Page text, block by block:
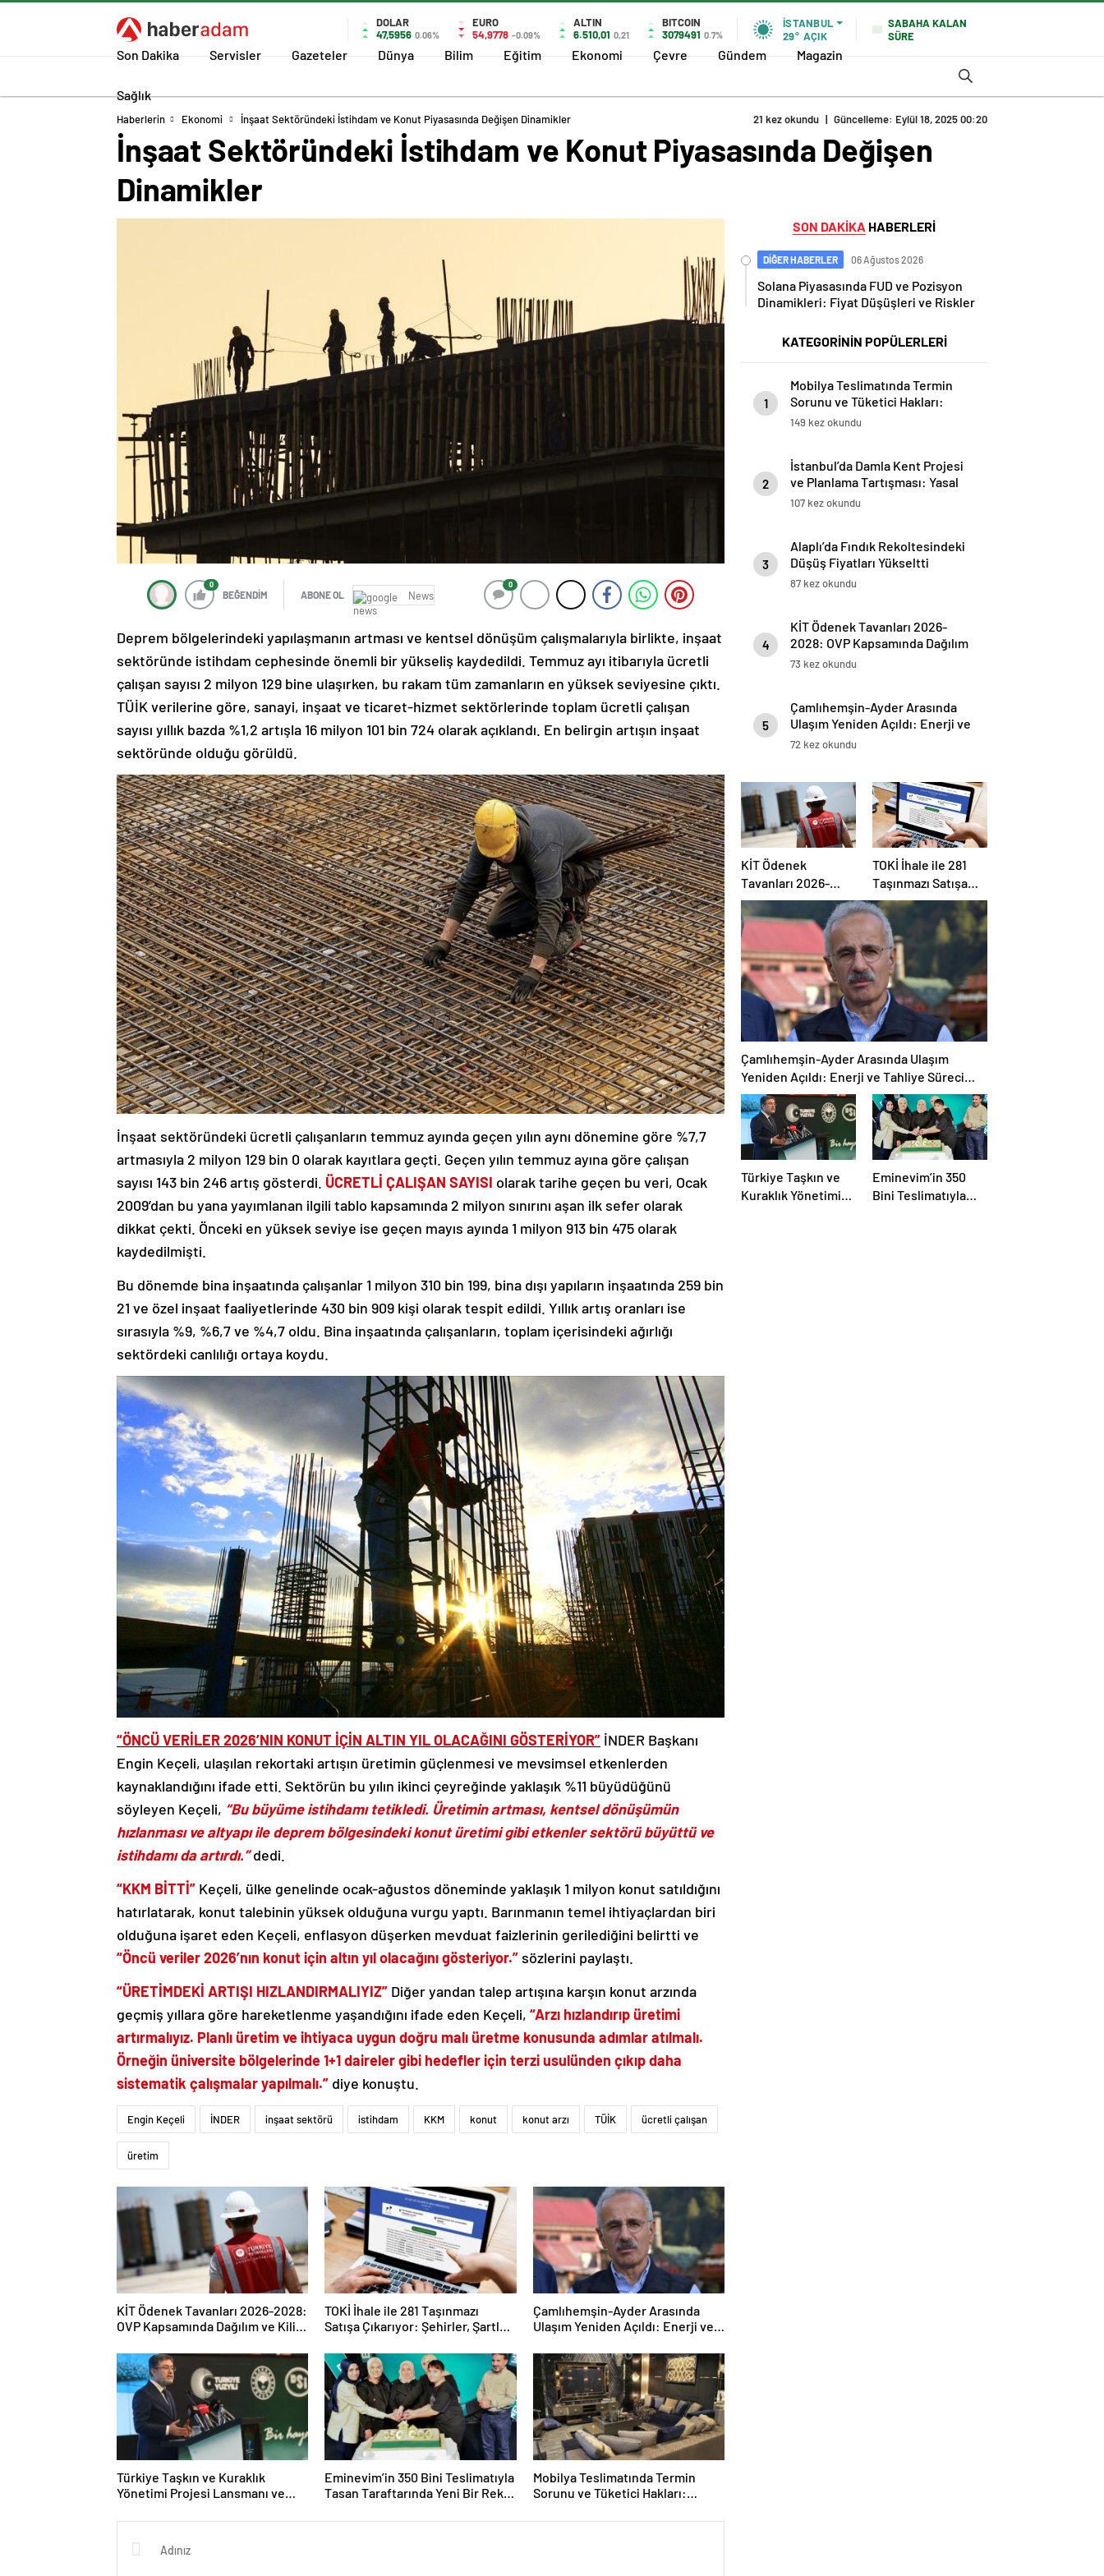
DOLAR
47,5956 0.06%
EURO
54,9778 -0.09%
ALTIN
6.510,01 0,21
BITCOIN
3079491 0.7%
İSTANBUL
29° AÇIK
SABAHA KALAN
SÜRE
Son Dakika Servisler Gazeteler Dünya Bilim Eğitim Ekonomi Çevre Gündem Magazin
Sağlık
Haberlerin Ekonomi İnşaat Sektöründeki İstihdam ve Konut Piyasasında Değişen Dinamikler 21 kez okundu | Güncelleme: Eylül 18, 2025 00:20
İnşaat Sektöründeki İstihdam ve Konut Piyasasında Değişen
Dinamikler
0
BEĞENDİM ABONE OL News
0
Deprem bölgelerindeki yapılaşmanın artması ve kentsel dönüşüm çalışmalarıyla birlikte, inşaat
sektöründe istihdam cephesinde önemli bir yükseliş kaydedildi. Temmuz ayı itibarıyla ücretli
çalışan sayısı 2 milyon 129 bine ulaşırken, bu rakam tüm zamanların en yüksek seviyesine çıktı.
TÜİK verilerine göre, sanayi, inşaat ve ticaret-hizmet sektörlerinde toplam ücretli çalışan
sayısı yıllık bazda %1,2 artışla 16 milyon 101 bin 724 olarak açıklandı. En belirgin artışın inşaat
sektöründe olduğu görüldü.
İnşaat sektöründeki ücretli çalışanların temmuz ayında geçen yılın aynı dönemine göre %7,7
artmasıyla 2 milyon 129 bin 0 olarak kayıtlara geçti. Geçen yılın temmuz ayına göre çalışan
sayısı 143 bin 246 artış gösterdi. ÜCRETLİ ÇALIŞAN SAYISI olarak tarihe geçen bu veri, Ocak
2009’dan bu yana yayımlanan ilgili tablo kapsamında 2 milyon sınırını aşan ilk sefer olarak
dikkat çekti. Önceki en yüksek seviye ise geçen mayıs ayında 1 milyon 913 bin 475 olarak
kaydedilmişti.
Bu dönemde bina inşaatında çalışanlar 1 milyon 310 bin 199, bina dışı yapıların inşaatında 259 bin
21 ve özel inşaat faaliyetlerinde 430 bin 909 kişi olarak tespit edildi. Yıllık artış oranları ise
sırasıyla %9, %6,7 ve %4,7 oldu. Bina inşaatında çalışanların, toplam içerisindeki ağırlığı
sektördeki canlılığı ortaya koydu.
“ÖNCÜ VERİLER 2026’NIN KONUT İÇİN ALTIN YIL OLACAĞINI GÖSTERİYOR” İNDER Başkanı
Engin Keçeli, ulaşılan rekortaki artışın üretimin güçlenmesi ve mevsimsel etkenlerden
kaynaklandığını ifade etti. Sektörün bu yılın ikinci çeyreğinde yaklaşık %11 büyüdüğünü
söyleyen Keçeli, “Bu büyüme istihdamı tetikledi. Üretimin artması, kentsel dönüşümün
hızlanması ve altyapı ile deprem bölgesindeki konut üretimi gibi etkenler sektörü büyüttü ve
istihdamı da artırdı.”dedi.
“KKM BİTTİ” Keçeli, ülke genelinde ocak-ağustos döneminde yaklaşık 1 milyon konut satıldığını
hatırlatarak, konut talebinin yüksek olduğuna vurgu yaptı. Barınmanın temel ihtiyaçlardan biri
olduğuna işaret eden Keçeli, enflasyon düşerken mevduat faizlerinin gerilediğini belirtti ve
“Öncü veriler 2026’nın konut için altın yıl olacağını gösteriyor.” sözlerini paylaştı.
“ÜRETİMDEKİ ARTIŞI HIZLANDIRMALIYIZ” Diğer yandan talep artışına karşın konut arzında
geçmiş yıllara göre hareketlenme yaşandığını ifade eden Keçeli, “Arzı hızlandırıp üretimi
artırmalıyız. Planlı üretim ve ihtiyaca uygun doğru malı üretme konusunda adımlar atılmalı.
Örneğin üniversite bölgelerinde 1+1 daireler gibi hedefler için terzi usulünden çıkıp daha
sistematik çalışmalar yapılmalı.” diye konuştu.
Engin Keçeli İNDER inşaat sektörü istihdam KKM konut konut arzı TÜİK ücretli çalışan
üretim
KİT Ödenek Tavanları 2026-2028:
OVP Kapsamında Dağılım ve Kilit
TOKİ İhale ile 281 Taşınmazı
Satışa Çıkarıyor: Şehirler, Şartlar
Çamlıhemşin-Ayder Arasında
Ulaşım Yeniden Açıldı: Enerji ve
Türkiye Taşkın ve Kuraklık
Yönetimi Projesi Lansmanı ve
Genişlemesi
Eminevim’in 350 Bini Teslimatıyla
Tasan Taraftarında Yeni Bir Rekor
Mobilya Teslimatında Termin
Sorunu ve Tüketici Hakları:
SON DAKİKA HABERLERİ
DİĞER HABERLER 06 Ağustos 2026
Solana Piyasasında FUD ve Pozisyon
Dinamikleri: Fiyat Düşüşleri ve Riskler
KATEGORİNİN POPÜLERLERİ
1
Mobilya Teslimatında Termin
Sorunu ve Tüketici Hakları:
Gecikmelerde Neler Yapmalı?
149 kez okundu
2
İstanbul’da Damla Kent Projesi
ve Planlama Tartışması: Yasal
Aldığı Başlıklar ve Yeni Planın
107 kez okundu
3
Alaplı’da Fındık Rekoltesindeki
Düşüş Fiyatları Yükseltti
87 kez okundu
4
KİT Ödenek Tavanları 2026-
2028: OVP Kapsamında Dağılım
ve Kilit Ücretler
73 kez okundu
5
Çamlıhemşin-Ayder Arasında
Ulaşım Yeniden Açıldı: Enerji ve
Tahliye Süreci Güncellendi
72 kez okundu
KİT Ödenek
Tavanları 2026-
2028: OVP
Kapsamında
Dağılım ve Kilit
Ücretler
TOKİ İhale ile 281
Taşınmazı Satışa
Çıkarıyor: Şehirler,
Şartlar ve
Zamanlama
Çamlıhemşin-Ayder Arasında Ulaşım
Yeniden Açıldı: Enerji ve Tahliye Süreci
Güncellendi
Türkiye Taşkın ve
Kuraklık Yönetimi
Eminevim’in 350
Bini Teslimatıyla